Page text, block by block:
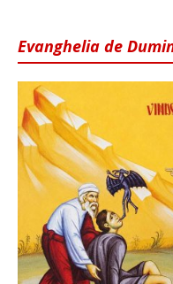
Evanghelia de